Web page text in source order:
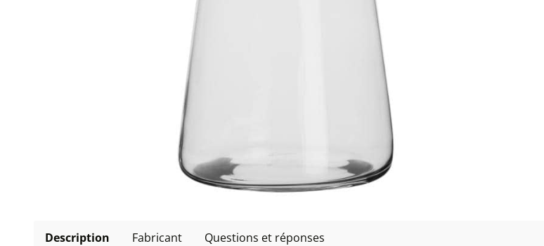
Description Fabricant Questions et réponses